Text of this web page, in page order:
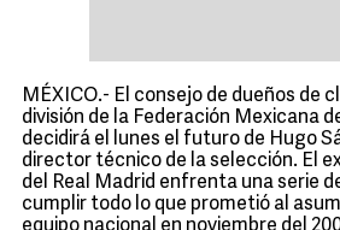
MÉXICO.- El consejo de dueños de
división de la Federación Mexicana
decidirá el lunes el futuro de Hugo
director técnico de la selección. El
del Real Madrid enfrenta una serie
cumplir todo lo que prometió al